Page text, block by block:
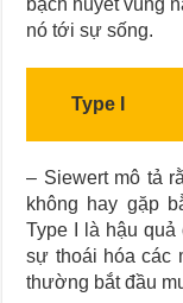
nó tới sự sống.
Type I
– Siewert mô tả
không hay gặp
Type I là hậu quả
sự thoái hóa các
thường bắt đầu